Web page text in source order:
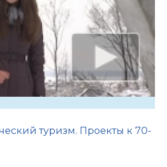
туризм. Проекты к 70-